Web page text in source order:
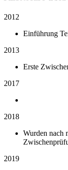
2012
Einführung
2013
Erste
2017
2018
Wurden nach
2019